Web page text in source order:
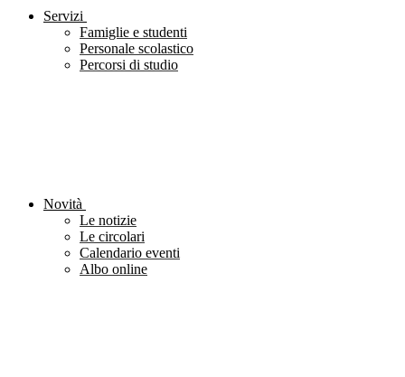
Servizi
Famiglie e studenti
Personale scolastico
Percorsi di studio
Novità
Le notizie
Le circolari
Calendario eventi
Albo online